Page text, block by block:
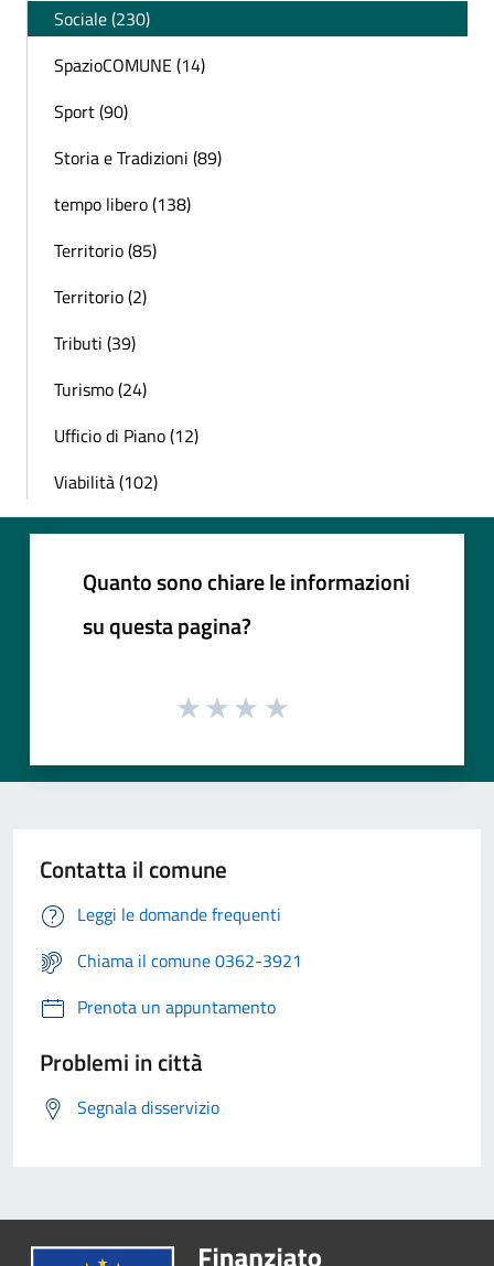
Sociale (230)
SpazioCOMUNE (14)
Sport (90)
Storia e Tradizioni (89)
tempo libero (138)
Territorio (85)
Territorio (2)
Tributi (39)
Turismo (24)
Ufficio di Piano (12)
Viabilità (102)
Quanto sono chiare le informazioni
su questa pagina?
Contatta il comune
Leggi le domande frequenti
Chiama il comune 0362-3921
Prenota un appuntamento
Problemi in città
Segnala disservizio